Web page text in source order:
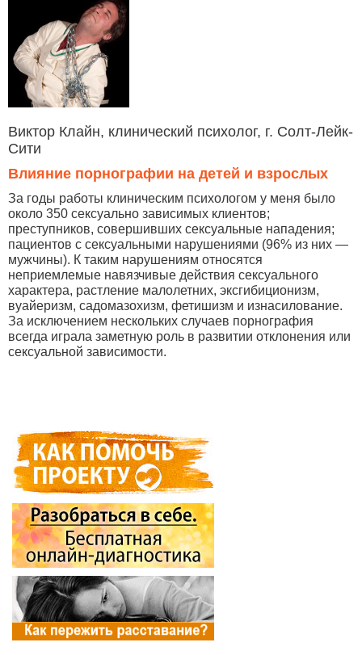
Виктор Клайн, клинический психолог, г. Солт-Лейк-
Сити
Влияние порнографии на детей и взрослых
За годы работы клиническим психологом у меня было
около 350 сексуально зависимых клиентов;
преступников, совершивших сексуальные нападения;
пациентов с сексуальными нарушениями (96% из них —
мужчины). К таким нарушениям относятся
неприемлемые навязчивые действия сексуального
характера, растление малолетних, эксгибиционизм,
вуайеризм, садомазохизм, фетишизм и изнасилование.
За исключением нескольких случаев порнография
всегда играла заметную роль в развитии отклонения или
сексуальной зависимости.